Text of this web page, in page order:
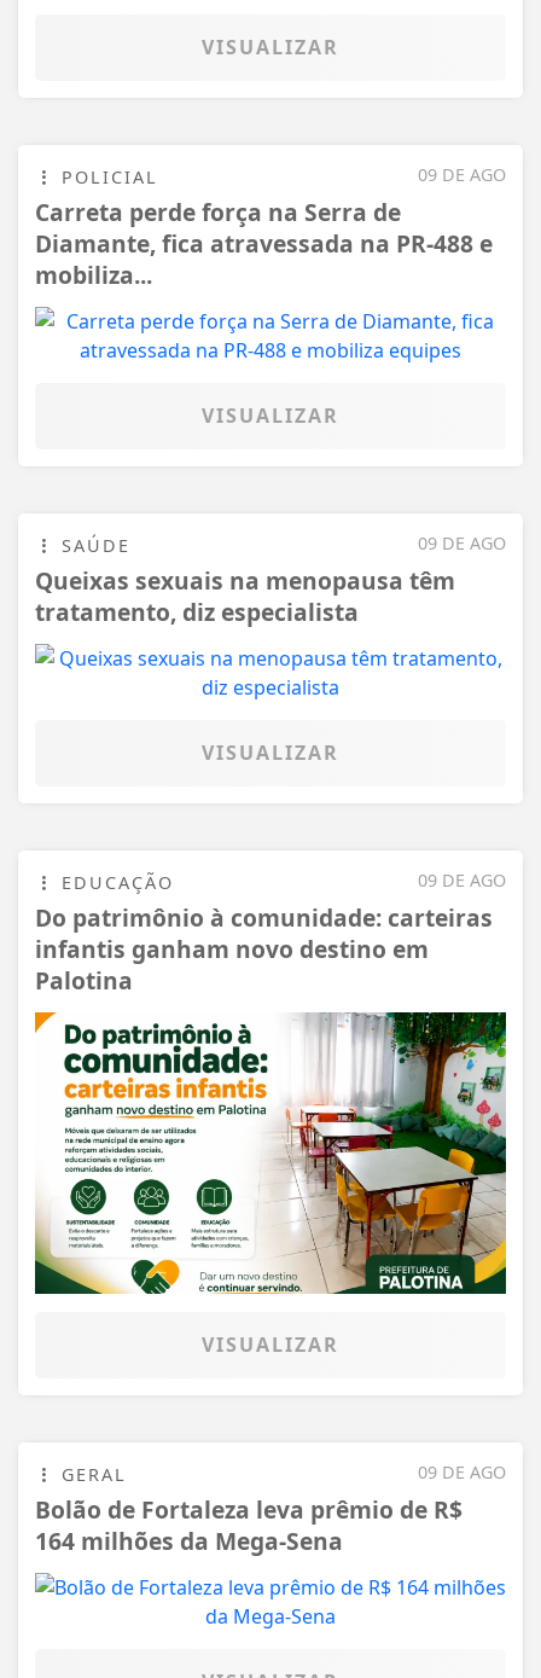
VISUALIZAR
09 DE AGO
POLICIAL
Carreta perde força na Serra de
Diamante, fica atravessada na PR-488 e
mobiliza...
VISUALIZAR
09 DE AGO
SAÚDE
Queixas sexuais na menopausa têm
tratamento, diz especialista
VISUALIZAR
09 DE AGO
EDUCAÇÃO
Do patrimônio à comunidade: carteiras
infantis ganham novo destino em
Palotina
VISUALIZAR
09 DE AGO
GERAL
Bolão de Fortaleza leva prêmio de R$
164 milhões da Mega-Sena